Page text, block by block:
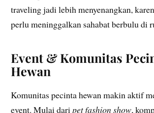
traveling jadi lebih menyenangkan,
perlu meninggalkan sahabat berbulu di
Event & Komunitas
Hewan
Komunitas pecinta hewan makin aktif
event. Mulai daripet fashion show,